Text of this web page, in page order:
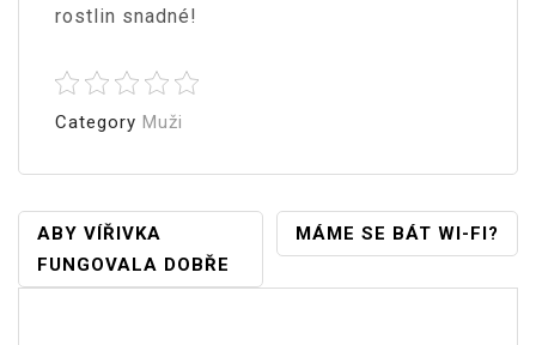
rostlin snadné!
Category Muži
Navigace
Pro
ABY VÍŘIVKA
FUNGOVALA DOBŘE
MÁME SE BÁT WI-FI?